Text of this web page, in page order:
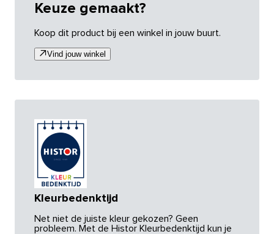
Keuze gemaakt?
Koop dit product bij een winkel in jouw buurt.
Vind jouw winkel
Kleurbedenktijd
Net niet de juiste kleur gekozen? Geen
probleem. Met de Histor Kleurbedenktijd kun je